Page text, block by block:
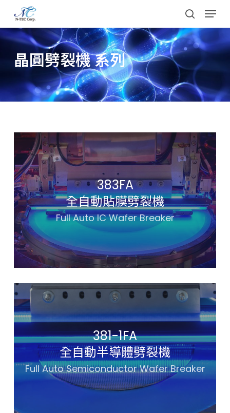
main
content
search
Menu
晶圓劈裂機 系列
383FA
全自動貼膜劈裂機
Full Auto IC Wafer Breaker
381-1FA
全自動半導體劈裂機
Full Auto Semiconductor Wafer Breaker